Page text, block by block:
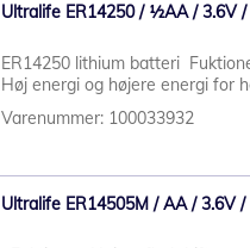
Ultralife ER14250 / ½AA / 3.6V
ER14250 lithium batteri
Høj energi og højere energi for
Varenummer: 100033932
Ultralife ER14505M / AA / 3.6V